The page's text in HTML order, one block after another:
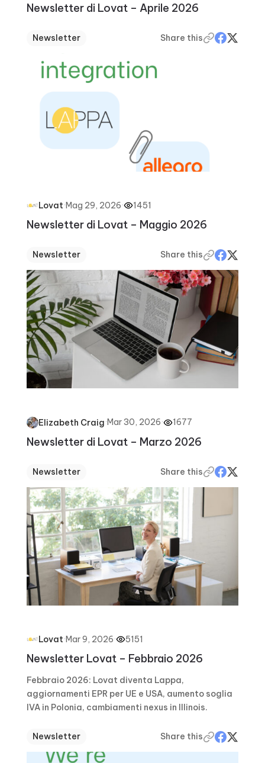
Newsletter di Lovat – Aprile 2026
Newsletter Share this
Lovat·Mag 29, 2026· 1451
Newsletter di Lovat – Maggio 2026
Newsletter Share this
Elizabeth Craig·Mar 30, 2026· 1677
Newsletter di Lovat – Marzo 2026
Newsletter Share this
Lovat·Mar 9, 2026· 5151
Newsletter Lovat – Febbraio 2026
Febbraio 2026: Lovat diventa Lappa,
aggiornamenti EPR per UE e USA, aumento soglia
IVA in Polonia, cambiamenti nexus in Illinois.
Newsletter Share this